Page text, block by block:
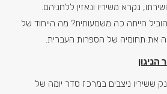
נקרא משיריו ונאזין ללחניהם.
הייתה כה משמעותית? מה הייחוד של
את תחומיה של הספרות העברית.
הניגון
ששיריו ניצבים במרכז סדר יומה של